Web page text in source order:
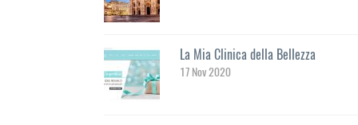
La Mia Clinica della Bellezza
17 Nov 2020